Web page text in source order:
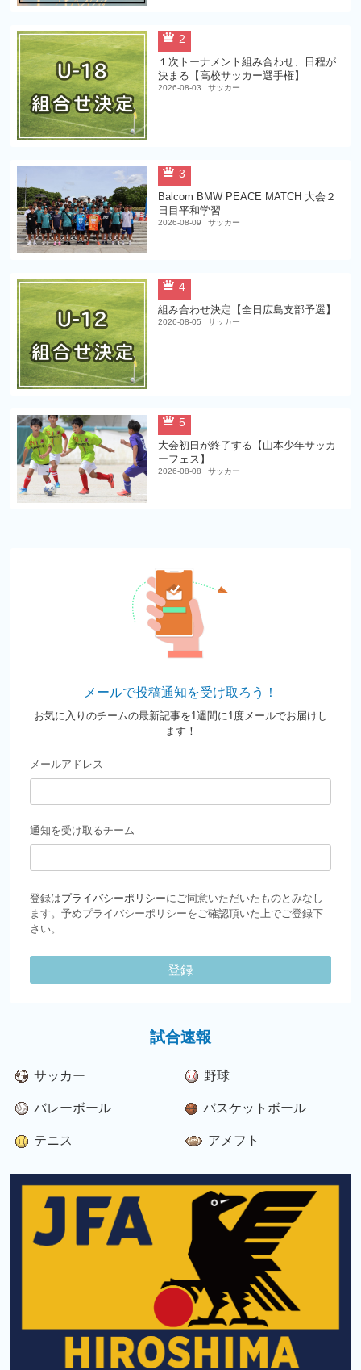
2
１次トーナメント組み合わせ、日程が
決まる【高校サッカー選手権】
2026-08-03 サッカー
3
Balcom BMW PEACE MATCH 大会２
日目平和学習
2026-08-09 サッカー
4
組み合わせ決定【全日広島支部予選】
2026-08-05 サッカー
5
大会初日が終了する【山本少年サッカ
ーフェス】
2026-08-08 サッカー
メールで投稿通知を受け取ろう！
お気に入りのチームの最新記事を1週間に1度メールでお届けし
ます！
メールアドレス
通知を受け取るチーム
登録はプライバシーポリシーにご同意いただいたものとみなし
ます。予めプライバシーポリシーをご確認頂いた上でご登録下
さい。
登録
試合速報
サッカー 野球
バレーボール バスケットボール
テニス アメフト